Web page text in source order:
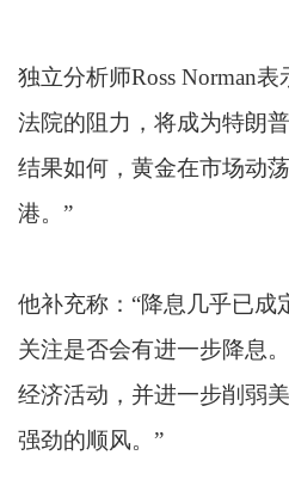
独立分析师Ross Norman
法院的阻力，将成为特朗
结果如何，黄金在市场动
港。”
他补充称：“降息几乎已成
关注是否会有进一步降息
经济活动，并进一步削弱
强劲的顺风。”